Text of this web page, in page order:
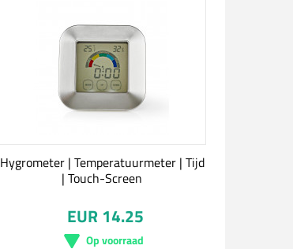
Hygrometer | Temperatuurmeter | Tijd
| Touch-Screen
EUR 14.25
Op voorraad